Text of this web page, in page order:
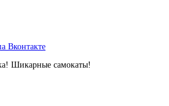
Вконтакте
Шикарные самокаты!